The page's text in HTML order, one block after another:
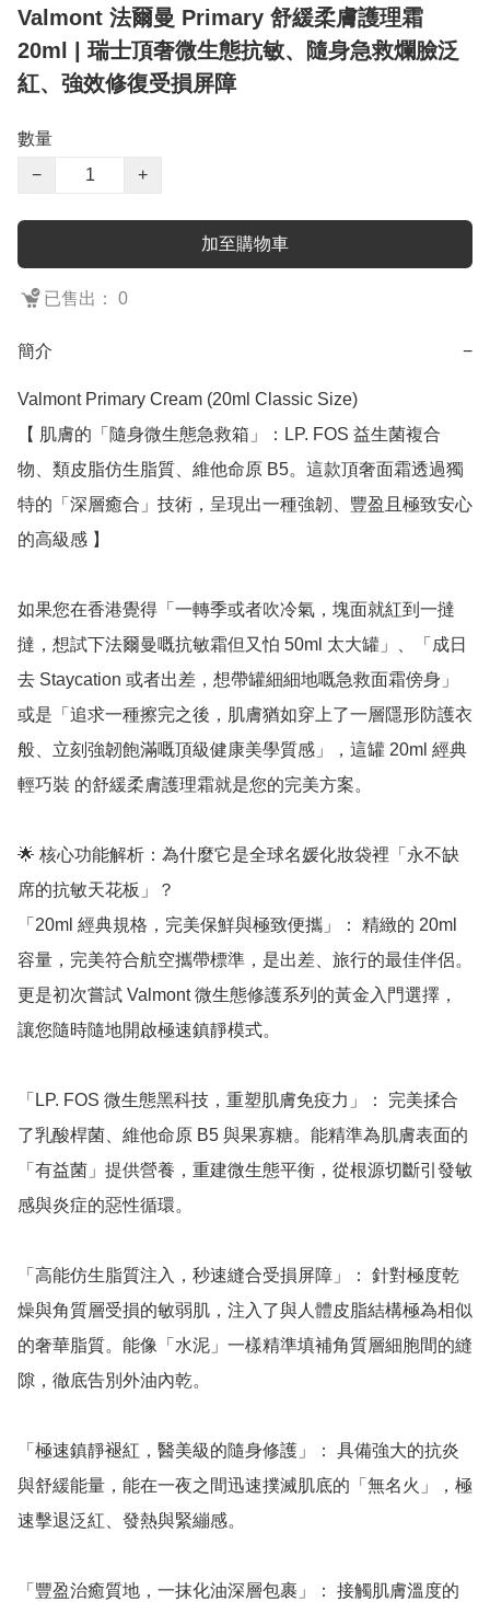
Valmont 法爾曼 Primary 舒緩柔膚護理霜
20ml | 瑞士頂奢微生態抗敏、隨身急救爛臉泛
紅、強效修復受損屏障
數量
−
+
加至購物車
已售出： 0
簡介 −
Valmont Primary Cream (20ml Classic Size)
【 肌膚的「隨身微生態急救箱」：LP. FOS 益生菌複合
物、類皮脂仿生脂質、維他命原 B5。這款頂奢面霜透過獨
特的「深層癒合」技術，呈現出一種強韌、豐盈且極致安心
的高級感 】
如果您在香港覺得「一轉季或者吹冷氣，塊面就紅到一撻
撻，想試下法爾曼嘅抗敏霜但又怕 50ml 太大罐」、「成日
去 Staycation 或者出差，想帶罐細細地嘅急救面霜傍身」
或是「追求一種擦完之後，肌膚猶如穿上了一層隱形防護衣
般、立刻強韌飽滿嘅頂級健康美學質感」，這罐 20ml 經典
輕巧裝 的舒緩柔膚護理霜就是您的完美方案。
🌟 核心功能解析：為什麼它是全球名媛化妝袋裡「永不缺
席的抗敏天花板」？
「20ml 經典規格，完美保鮮與極致便攜」： 精緻的 20ml
容量，完美符合航空攜帶標準，是出差、旅行的最佳伴侶。
更是初次嘗試 Valmont 微生態修護系列的黃金入門選擇，
讓您隨時隨地開啟極速鎮靜模式。
「LP. FOS 微生態黑科技，重塑肌膚免疫力」： 完美揉合
了乳酸桿菌、維他命原 B5 與果寡糖。能精準為肌膚表面的
「有益菌」提供營養，重建微生態平衡，從根源切斷引發敏
感與炎症的惡性循環。
「高能仿生脂質注入，秒速縫合受損屏障」： 針對極度乾
燥與角質層受損的敏弱肌，注入了與人體皮脂結構極為相似
的奢華脂質。能像「水泥」一樣精準填補角質層細胞間的縫
隙，徹底告別外油內乾。
「極速鎮靜褪紅，醫美級的隨身修護」： 具備強大的抗炎
與舒緩能量，能在一夜之間迅速撲滅肌底的「無名火」，極
速擊退泛紅、發熱與緊繃感。
「豐盈治癒質地，一抹化油深層包裹」： 接觸肌膚溫度的